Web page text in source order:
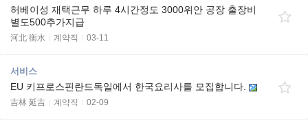
허베이성 재택근무 하루 4시간정도 3000위안 공장 출장비
별도500추가지급
河北 衡水 계약직 03-11
서비스
EU 키프로스핀란드독일에서 한국요리사를 모집합니다.
吉林 延吉 계약직 02-09